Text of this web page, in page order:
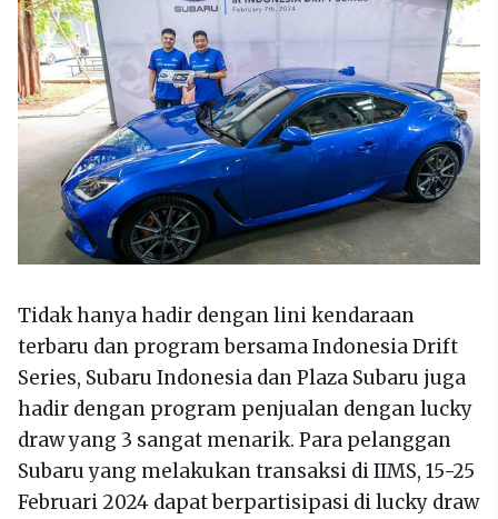
Tidak hanya hadir dengan lini kendaraan
terbaru dan program bersama Indonesia Drift
Series, Subaru Indonesia dan Plaza Subaru juga
hadir dengan program penjualan dengan lucky
draw yang 3 sangat menarik. Para pelanggan
Subaru yang melakukan transaksi di IIMS, 15-25
Februari 2024 dapat berpartisipasi di lucky draw